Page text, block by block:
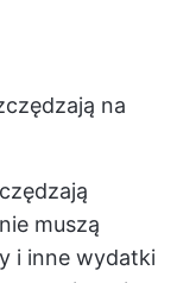
na
muszą
i inne wydatki